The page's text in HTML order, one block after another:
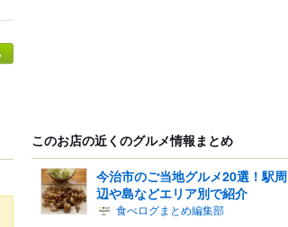
このお店の近くのグルメ情報まとめ
今治市のご当地グルメ20選！駅周
辺や島などエリア別で紹介
食べログまとめ編集部